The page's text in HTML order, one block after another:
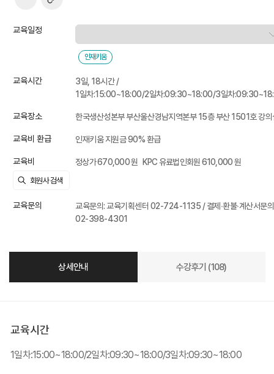
교육일정
인재키움
교육시간
3일, 18시간 /
1일차:15:00~18:00/2일차:09:30~18:00/3일차
교육장소 한국생산성본부 부산울산경남지역본부 15층 부산 1501호 강의
교육비 환급 인재키움 지원금 90% 환급
교육비 정상가 670,000 원 KPC 유료법인회원 610,000 원
교육문의
교육문의: 교육기획센터 02-724-1135 / 결제∙환불∙계산서문
02-398-4301
상세안내 수강후기 (108)
교육시간
1일차:15:00~18:00/2일차:09:30~18:00/3일차:09:30~18:00